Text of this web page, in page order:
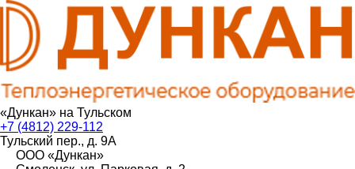
«Дункан» на Тульском
+7 (4812) 229-112
Тульский пер., д. 9А
ООО «Дункан»